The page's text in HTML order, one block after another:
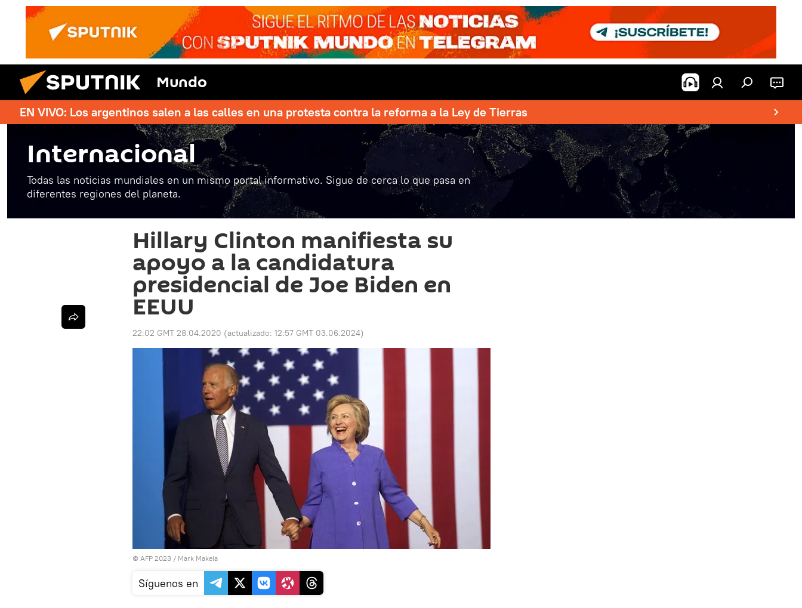
Mundo
EN VIVO: Los argentinos salen a las calles en una protesta contra la reforma a la Ley de Tierras
Internacional
Todas las noticias mundiales en un mismo portal informativo. Sigue de cerca lo que pasa en
diferentes regiones del planeta.
Hillary Clinton manifiesta su
apoyo a la candidatura
presidencial de Joe Biden en
EEUU
22:02 GMT 28.04.2020 (actualizado: 12:57 GMT 03.06.2024)
© AFP 2023 / Mark Makela
Síguenos en